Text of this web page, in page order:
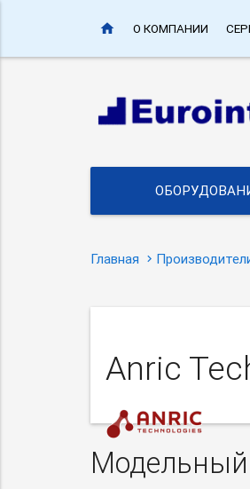
home О КОМПАНИИ
Главная
Anric
Модельный